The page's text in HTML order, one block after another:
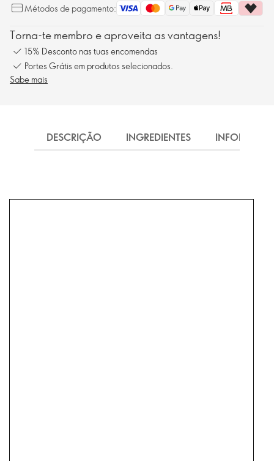
Métodos de pagamento:
Torna-te membro e aproveita as vantagens!
15% Desconto nas tuas encomendas
Portes Grátis em produtos selecionados.
Sabe mais
DESCRIÇÃO INGREDIENTES